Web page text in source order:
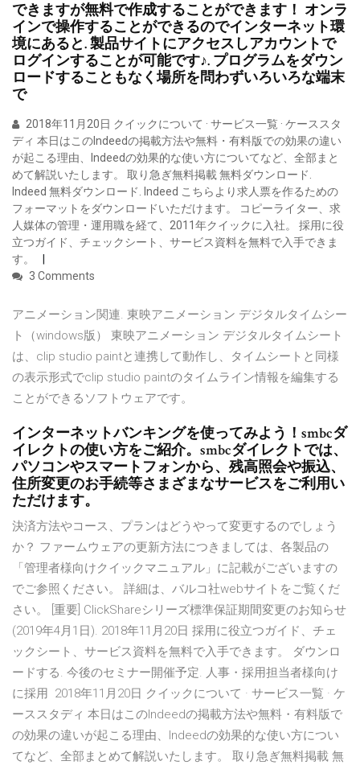
できますが無料で作成することができます！ オンラ
インで操作することができるのでインターネット環
境にあると. 製品サイトにアクセスしアカウントで
ログインすることが可能です♪. プログラムをダウン
ロードすることもなく場所を問わずいろいろな端末
で
2018年11月20日 クイックについて · サービス一覧 · ケーススタ
ディ 本日はこのIndeedの掲載方法や無料・有料版での効果の違い
が起こる理由、Indeedの効果的な使い方についてなど、全部まと
めて解説いたします。 取り急ぎ無料掲載 無料ダウンロード.
Indeed 無料ダウンロード. Indeed こちらより求人票を作るための
フォーマットをダウンロードいただけます。 コピーライター、求
人媒体の管理・運用職を経て、2011年クイックに入社。 採用に役
立つガイド、チェックシート、サービス資料を無料で入手できま
す。
3 Comments
アニメーション関連. 東映アニメーション デジタルタイムシー
ト（windows版） 東映アニメーション デジタルタイムシート
は、clip studio paintと連携して動作し、タイムシートと同様
の表示形式でclip studio paintのタイムライン情報を編集する
ことができるソフトウェアです。
インターネットバンキングを使ってみよう！smbcダ
イレクトの使い方をご紹介。smbcダイレクトでは、
パソコンやスマートフォンから、残高照会や振込、
住所変更のお手続等さまざまなサービスをご利用い
ただけます。
決済方法やコース、プランはどうやって変更するのでしょう
か？ ファームウェアの更新方法につきましては、各製品の
「管理者様向けクイックマニュアル」に記載がございますの
でご参照ください。 詳細は、バルコ社webサイトをご覧くだ
さい。 [重要] ClickShareシリーズ標準保証期間変更のお知らせ
(2019年4月1日). 2018年11月20日 採用に役立つガイド、チェ
ックシート、サービス資料を無料で入手できます。 ダウンロ
ードする. 今後のセミナー開催予定. 人事・採用担当者様向け
に採用 2018年11月20日 クイックについて · サービス一覧 · ケ
ーススタディ 本日はこのIndeedの掲載方法や無料・有料版で
の効果の違いが起こる理由、Indeedの効果的な使い方につい
てなど、全部まとめて解説いたします。 取り急ぎ無料掲載 無